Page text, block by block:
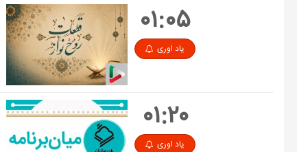
۰۱:۰۵
یاد اوری
۰۱:۲۰
یاد اوری